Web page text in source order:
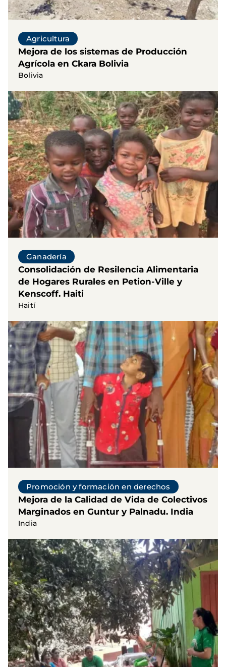
Agricultura
Mejora de los sistemas de Producción
Agrícola en Ckara Bolivia
Bolivia
Ganadería
Consolidación de Resilencia Alimentaria
de Hogares Rurales en Petion-Ville y
Kenscoff. Haiti
Haití
Promoción y formación en derechos
Mejora de la Calidad de Vida de Colectivos
Marginados en Guntur y Palnadu. India
India